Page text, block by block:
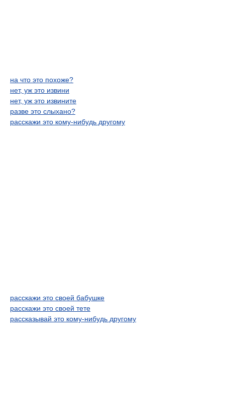
на что это похоже?
нет, уж это извини
нет, уж это извините
разве это слыхано?
расскажи это кому-нибудь другому
расскажи это своей бабушке
расскажи это своей тете
рассказывай это кому-нибудь другому